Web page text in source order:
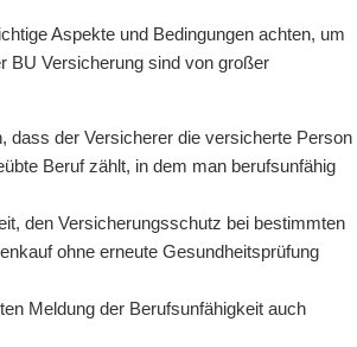
Aspekte und Bedingungen achten, um
BU Versicherung sind von großer
dass der Versicherer die versicherte Person
Beruf zählt, in dem man berufsunfähig
den Versicherungsschutz bei bestimmten
ohne erneute Gesundheitsprüfung
Meldung der Berufsunfähigkeit auch